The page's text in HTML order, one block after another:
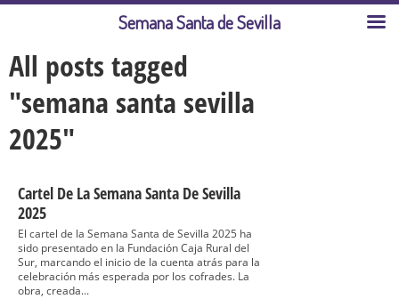
All posts tagged
"semana santa sevilla
2025"
Cartel De La Semana Santa De Sevilla
2025
El cartel de la Semana Santa de Sevilla 2025 ha
sido presentado en la Fundación Caja Rural del
Sur, marcando el inicio de la cuenta atrás para la
celebración más esperada por los cofrades. La
obra, creada...
Semana Santa de Sevilla